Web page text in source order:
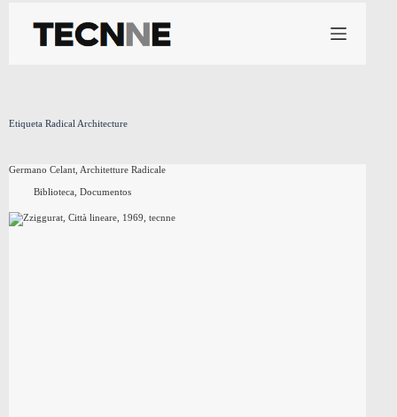
contenido
Etiqueta Radical Architecture
Germano Celant, Architetture Radicale
Biblioteca, Documentos